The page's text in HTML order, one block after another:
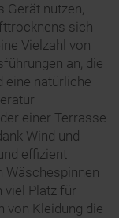
Gerät nutzen,
sich
Vielzahl von
an, die
eine natürliche
einer Terrasse
Wind und
effizient
Wäschespinnen
viel Platz für
von Kleidung die